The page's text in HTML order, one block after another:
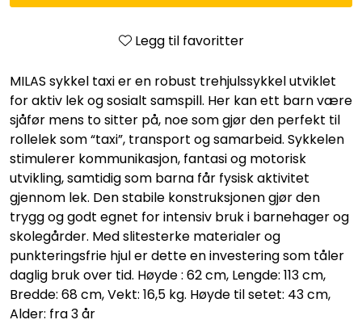
Legg til favoritter
MILAS sykkel taxi er en robust trehjulssykkel utviklet
for aktiv lek og sosialt samspill. Her kan ett barn være
sjåfør mens to sitter på, noe som gjør den perfekt til
rollelek som “taxi”, transport og samarbeid. Sykkelen
stimulerer kommunikasjon, fantasi og motorisk
utvikling, samtidig som barna får fysisk aktivitet
gjennom lek. Den stabile konstruksjonen gjør den
trygg og godt egnet for intensiv bruk i barnehager og
skolegårder. Med slitesterke materialer og
punkteringsfrie hjul er dette en investering som tåler
daglig bruk over tid. Høyde : 62 cm, Lengde: 113 cm,
Bredde: 68 cm, Vekt: 16,5 kg. Høyde til setet: 43 cm,
Alder: fra 3 år